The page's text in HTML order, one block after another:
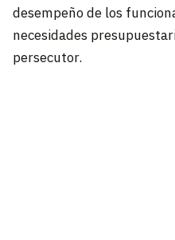
desempeño de los
necesidades
persecutor.